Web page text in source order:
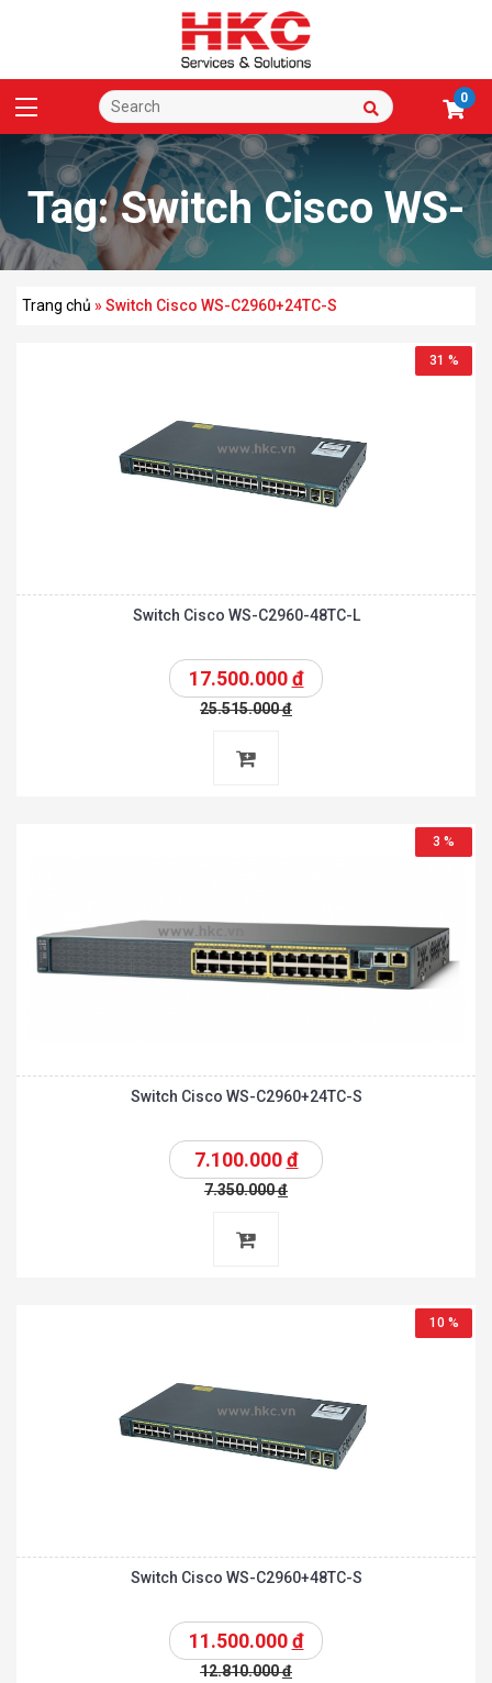
0
Tag:Switch Cisco WS-
C2960+24TC-S
Trang chủ »Switch Cisco WS-C2960+24TC-S
31 %
Switch Cisco WS-C2960-48TC-L
17.500.000đ
25.515.000đ
3 %
Switch Cisco WS-C2960+24TC-S
7.100.000đ
7.350.000đ
10 %
Switch Cisco WS-C2960+48TC-S
11.500.000đ
12.810.000đ